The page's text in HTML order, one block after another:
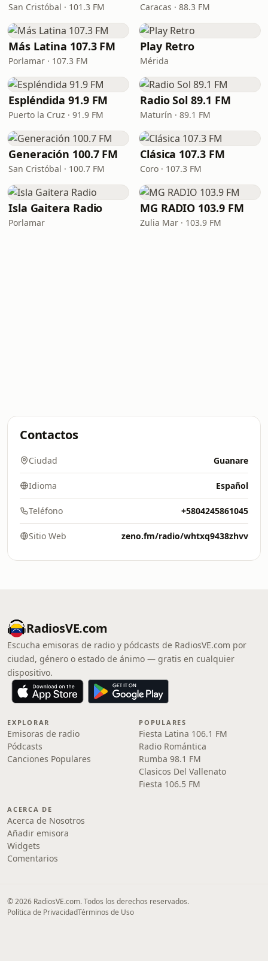
San Cristóbal · 101.3 FM Caracas · 88.3 FM
Más Latina 107.3 FM
Porlamar · 107.3 FM
Play Retro
Mérida
Espléndida 91.9 FM
Puerto la Cruz · 91.9 FM
Radio Sol 89.1 FM
Maturín · 89.1 FM
Generación 100.7 FM
San Cristóbal · 100.7 FM
Clásica 107.3 FM
Coro · 107.3 FM
Isla Gaitera Radio
Porlamar
MG RADIO 103.9 FM
Zulia Mar · 103.9 FM
Contactos
Ciudad Guanare
Idioma Español
Teléfono +5804245861045
Sitio Web zeno.fm/radio/whtxq9438zhvv
RadiosVE.com
Escucha emisoras de radio y pódcasts de RadiosVE.com por
ciudad, género o estado de ánimo — gratis en cualquier
dispositivo.
EXPLORAR
Emisoras de radio
Pódcasts
Canciones Populares
POPULARES
Fiesta Latina 106.1 FM
Radio Romántica
Rumba 98.1 FM
Clasicos Del Vallenato
Fiesta 106.5 FM
ACERCA DE
Acerca de Nosotros
Añadir emisora
Widgets
Comentarios
© 2026 RadiosVE.com. Todos los derechos reservados.
Política de PrivacidadTérminos de Uso